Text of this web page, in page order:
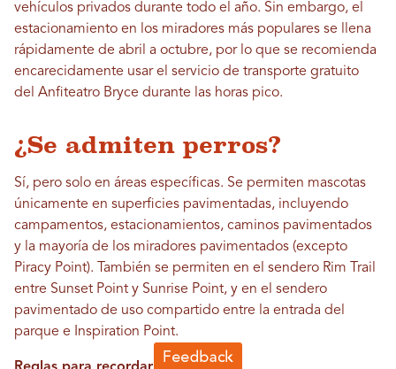
vehículos privados durante todo el año. Sin embargo, el
estacionamiento en los miradores más populares se llena
rápidamente de abril a octubre, por lo que se recomienda
encarecidamente usar el servicio de transporte gratuito
del Anfiteatro Bryce durante las horas pico.
¿Se admiten perros?
Sí, pero solo en áreas específicas. Se permiten mascotas
únicamente en superficies pavimentadas, incluyendo
campamentos, estacionamientos, caminos pavimentados
y la mayoría de los miradores pavimentados (excepto
Piracy Point). También se permiten en el sendero Rim Trail
entre Sunset Point y Sunrise Point, y en el sendero
pavimentado de uso compartido entre la entrada del
parque e Inspiration Point.